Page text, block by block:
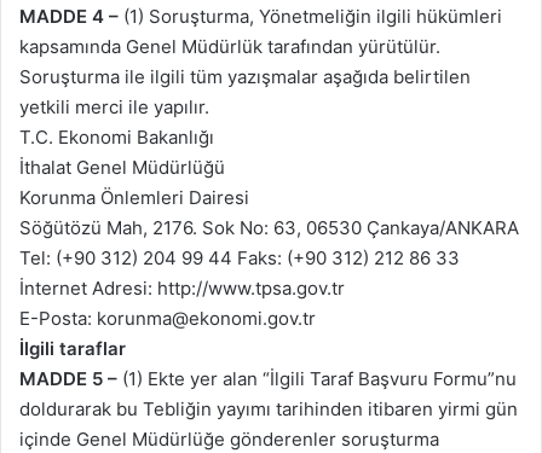
MADDE 4 – (1) Soruşturma, Yönetmeliğin ilgili hükümleri
kapsamında Genel Müdürlük tarafından yürütülür.
Soruşturma ile ilgili tüm yazışmalar aşağıda belirtilen
yetkili merci ile yapılır.
T.C. Ekonomi Bakanlığı
İthalat Genel Müdürlüğü
Korunma Önlemleri Dairesi
Söğütözü Mah, 2176. Sok No: 63, 06530 Çankaya/ANKARA
Tel: (+90 312) 204 99 44 Faks: (+90 312) 212 86 33
İnternet Adresi: http://www.tpsa.gov.tr
E-Posta: korunma@ekonomi.gov.tr
İlgili taraflar
MADDE 5 – (1) Ekte yer alan “İlgili Taraf Başvuru Formu”nu
doldurarak bu Tebliğin yayımı tarihinden itibaren yirmi gün
içinde Genel Müdürlüğe gönderenler soruşturma